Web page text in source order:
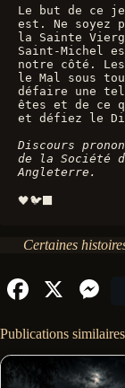
Le but de ce
est. Ne soyez
la Sainte
Saint-Michel
notre côté.
le Mal sous
défaire une
êtes et de ce
et défiez le
Discours
de la Société
Angleterre.
🖤🐦‍⬛
Certaines
Fa
bo
ok
X
Publications